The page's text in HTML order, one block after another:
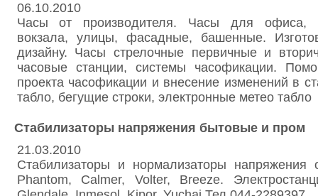
06.10.2010
Часы от производителя. Часы для офиса,
вокзала, улицы, фасадные, башенные.
дизайну. Часы стрелочные первичные и
часовые станции, системы часофикации.
проекта часофикации и внесение изменений в
табло, бегущие строки, электронные метео табло
Стабилизаторы напряжения бытовые и пром
21.03.2010
Стабилизаторы и нормализаторы напряжения
Phantom, Calmer, Volter, Breeze.